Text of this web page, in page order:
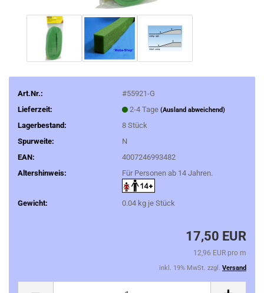
Art.Nr.:
#55921-G
Lieferzeit:
2-4 Tage (Ausland abweichend)
Lagerbestand: 8 Stück
Spurweite:
N
EAN:
4007246993482
Altershinweis:
Für Personen ab 14 Jahren.
Gewicht: 0.04kg je Stück
17,50 EUR
12,96 EUR pro m
inkl. 19% MwSt. zzgl. Versand